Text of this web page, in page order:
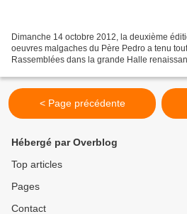
Dimanche 14 octobre 2012, la deuxième
oeuvres malgaches du Père Pedro a tenu
Rassemblées dans la grande Halle
< Page précédente
Hébergé par Overblog
Top articles
Pages
Contact